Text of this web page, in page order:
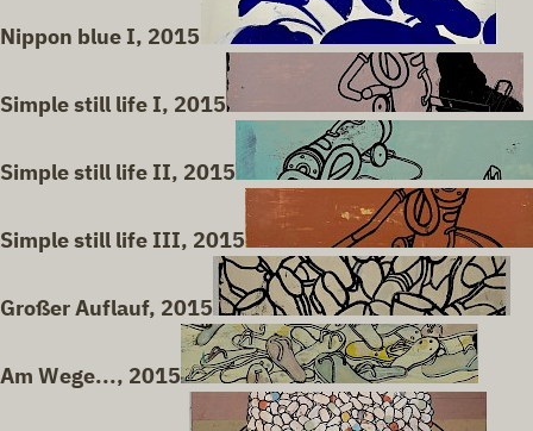
Nippon blue I, 2015
Simple still life I, 2015
Simple still life II, 2015
Simple still life III, 2015
Großer Auflauf, 2015
Am Wege..., 2015